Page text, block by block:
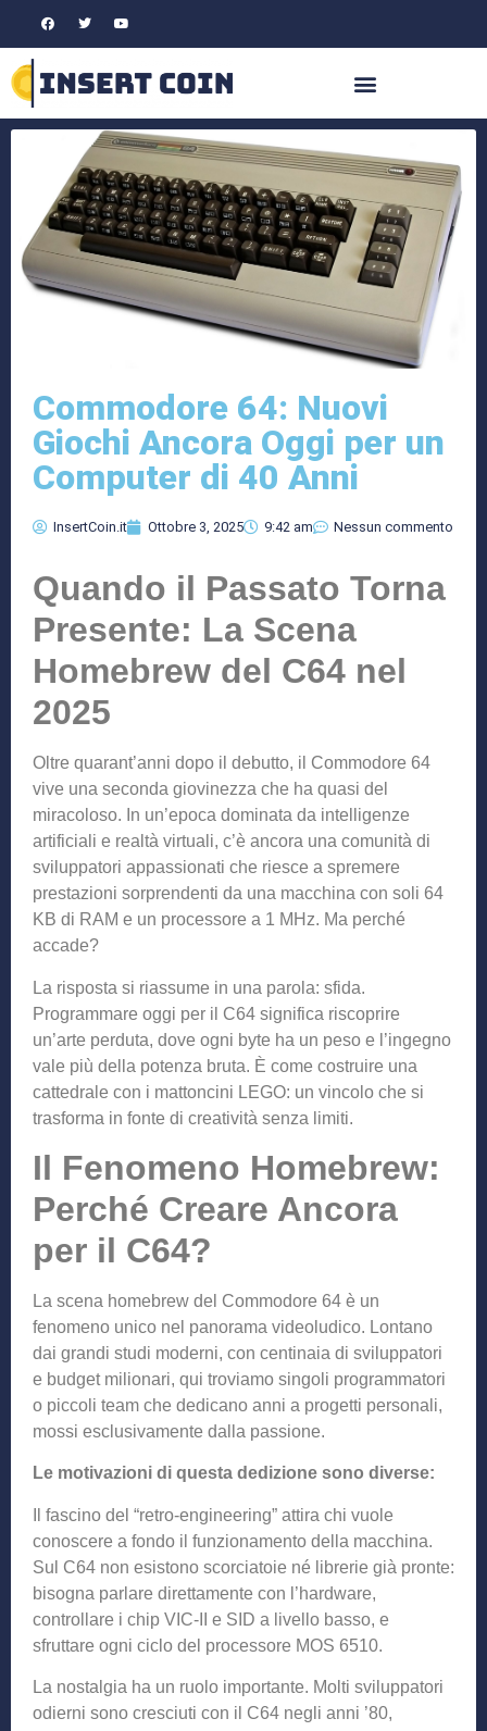
Commodore 64: Nuovi
Giochi Ancora Oggi per un
Computer di 40 Anni
InsertCoin.it Ottobre 3, 2025 9:42 am Nessun commento
Quando il Passato Torna
Presente: La Scena
Homebrew del C64 nel
2025
Oltre quarant’anni dopo il debutto, il Commodore 64
vive una seconda giovinezza che ha quasi del
miracoloso. In un’epoca dominata da intelligenze
artificiali e realtà virtuali, c’è ancora una comunità di
sviluppatori appassionati che riesce a spremere
prestazioni sorprendenti da una macchina con soli 64
KB di RAM e un processore a 1 MHz. Ma perché
accade?
La risposta si riassume in una parola: sfida.
Programmare oggi per il C64 significa riscoprire
un’arte perduta, dove ogni byte ha un peso e l’ingegno
vale più della potenza bruta. È come costruire una
cattedrale con i mattoncini LEGO: un vincolo che si
trasforma in fonte di creatività senza limiti.
Il Fenomeno Homebrew:
Perché Creare Ancora
per il C64?
La scena homebrew del Commodore 64 è un
fenomeno unico nel panorama videoludico. Lontano
dai grandi studi moderni, con centinaia di sviluppatori
e budget milionari, qui troviamo singoli programmatori
o piccoli team che dedicano anni a progetti personali,
mossi esclusivamente dalla passione.
Le motivazioni di questa dedizione sono diverse:
Il fascino del “retro-engineering” attira chi vuole
conoscere a fondo il funzionamento della macchina.
Sul C64 non esistono scorciatoie né librerie già pronte:
bisogna parlare direttamente con l’hardware,
controllare i chip VIC-II e SID a livello basso, e
sfruttare ogni ciclo del processore MOS 6510.
La nostalgia ha un ruolo importante. Molti sviluppatori
odierni sono cresciuti con il C64 negli anni ’80,